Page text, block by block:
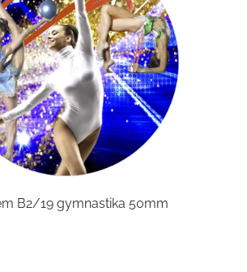
B2/19 gymnastika 50mm